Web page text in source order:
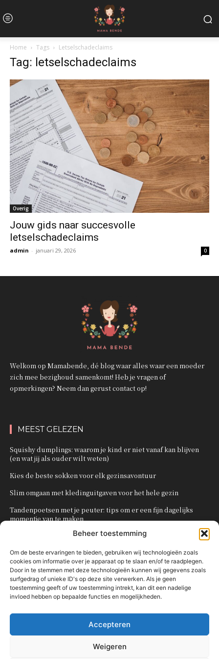
Beheer toestemming
Om de beste ervaringen te bieden, gebruiken wij technologieën zoals
cookies om informatie over je apparaat op te slaan en/of te raadplegen.
Door in te stemmen met deze technologieën kunnen wij gegevens zoals
surfgedrag of unieke ID's op deze site verwerken. Als je geen
toestemming geeft of uw toestemming intrekt, kan dit een nadelige
invloed hebben op bepaalde functies en mogelijkheden.
Accepteren
Weigeren
Home Tags Letselschadeclaims
Tag: letselschadeclaims
Overig
Jouw gids naar succesvolle
letselschadeclaims
admin - januari 29, 2026 0
Welkom op Mamabende, dé blog waar alles waar een moeder
zich mee bezighoud samenkomt! Heb je vragen of
opmerkingen? Neem dan gerust contact op!
MEEST GELEZEN
Squishy dumplings: waarom je kind er niet vanaf kan blijven
(en wat jij als ouder wilt weten)
Kies de beste sokken voor elk gezinsavontuur
Slim omgaan met kledinguitgaven voor het hele gezin
Tandenpoetsen met je peuter: tips om er een fijn dagelijks
momentje van te maken
Zo organiseer je een onvergetelijk kinderfeestje
POPULAIRE CATEGORIEËN
OVERIG
KNUTSELEN MET KINDEREN
TRAKTATIES
80